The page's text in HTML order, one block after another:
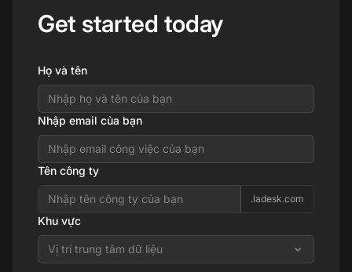
Get started today
Họ và tên
Nhập email của bạn
Tên công ty
.ladesk.com
Khu vực
Vị trí trung tâm dữ liệu